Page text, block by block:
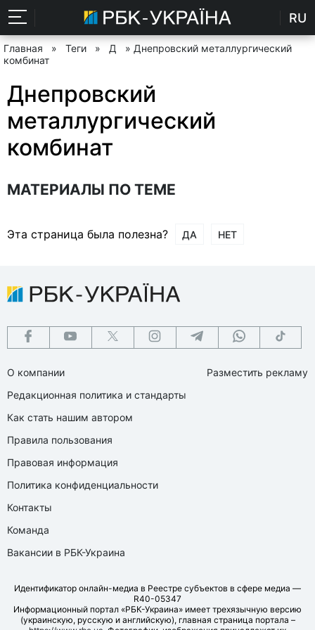
RU
Главная » Теги » Д
» Днепровский металлургический
комбинат
Днепровский
металлургический
комбинат
МАТЕРИАЛЫ ПО ТЕМЕ
Эта страница была полезна? ДА НЕТ
О компании
Редакционная политика и стандарты
Как стать нашим автором
Правила пользования
Правовая информация
Политика конфиденциальности
Контакты
Команда
Вакансии в РБК-Украина
Разместить рекламу
Идентификатор онлайн-медиа в Реестре субъектов в сфере медиа —
R40-05347
Информационный портал «РБК-Украина» имеет трехязычную версию
(украинскую, русскую и английскую), главная страница портала –